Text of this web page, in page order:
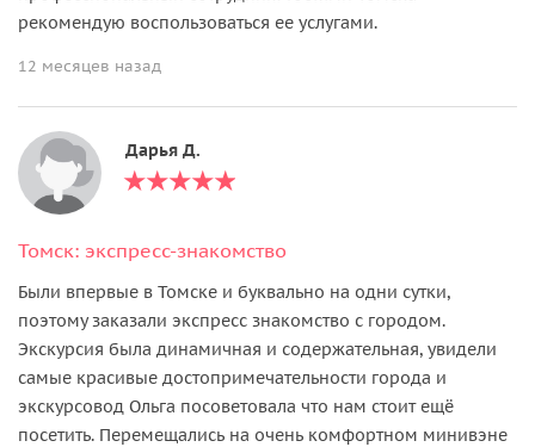
рекомендую воспользоваться ее услугами.
12 месяцев назад
Дарья Д.
Томск: экспресс-знакомство
Были впервые в Томске и буквально на одни сутки,
поэтому заказали экспресс знакомство с городом.
Экскурсия была динамичная и содержательная, увидели
самые красивые достопримечательности города и
экскурсовод Ольга посоветовала что нам стоит ещё
посетить. Перемещались на очень комфортном минивэне